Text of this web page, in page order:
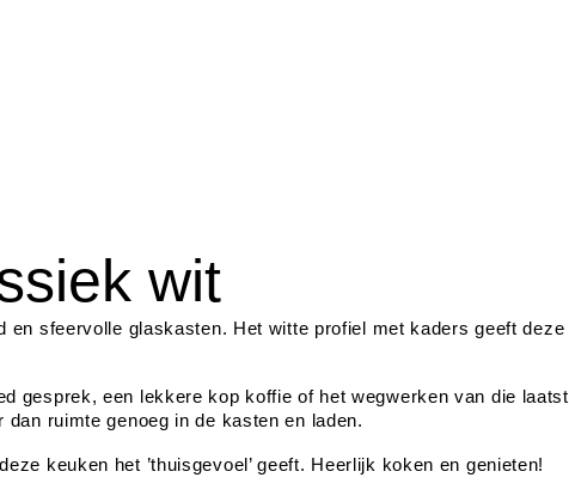
wit
sfeervolle glaskasten. Het witte profiel met kaders geeft
gesprek, een lekkere kop koffie of het wegwerken van die
ruimte genoeg in de kasten en laden.
keuken het ’thuisgevoel’ geeft. Heerlijk koken en genieten!